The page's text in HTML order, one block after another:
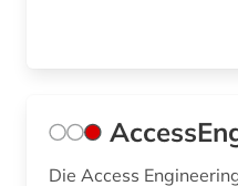
Die Access